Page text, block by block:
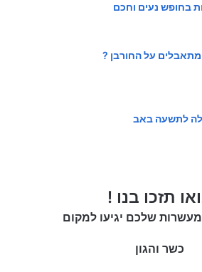
בחופש נעים וחכם
מתאבלים על החורבן ?
לתשעה באב
תזכו בנו !
שלכם יגיעו למקום
כשר והגון